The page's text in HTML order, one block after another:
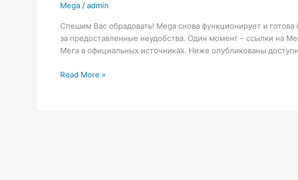
Mega / admin
Спешим Вас обрадовать! Mega снова функционирует и
за предоставленные неудобства. Один момент – ссылки на
Мега в официальных источниках. Ниже опубликованы
Работа
Mega
восстановлена!
Read More »